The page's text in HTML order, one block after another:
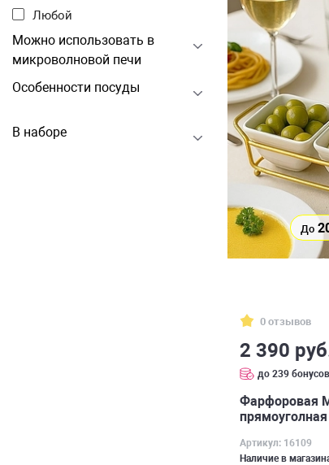
Любой
Можно использовать в
микроволновой печи
Особенности посуды
В наборе
До
0 отзывов
2 390
до 239
Фарфоровая
Артикул: 16109
Наличие в